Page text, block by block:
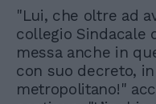
"Lui, che oltre ad
collegio Sindacale
messa anche in
con suo decreto,
metropolitano!"